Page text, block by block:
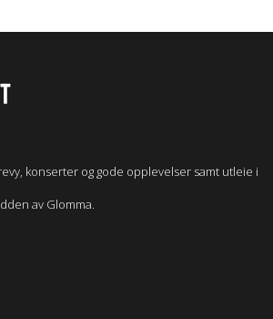
konserter og gode opplevelser samt utleie i
av Glomma.